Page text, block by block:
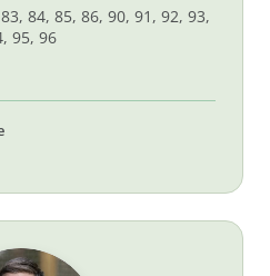
84, 85, 86, 90, 91, 92, 93,
95, 96